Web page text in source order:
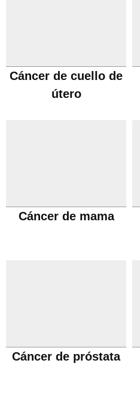
Cáncer de cuello de
útero
Cáncer de mama
Cáncer de próstata